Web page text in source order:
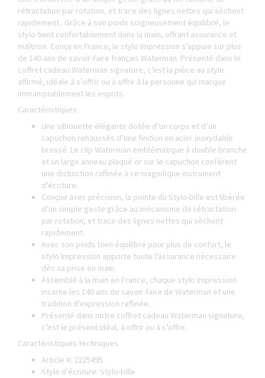
rétractation par rotation, et trace des lignes nettes qui sèchent
rapidement.. Grâce à son poids soigneusement équilibré, le
stylo tient confortablement dans la main, offrant assurance et
maîtrise. Conçu en France, le stylo Impression s’appuie sur plus
de 140 ans de savoir-faire français Waterman. Présenté dans le
coffret cadeau Waterman signature, c’est la pièce au style
affirmé, idéale à s’offrir ou à offrir à la personne qui marque
immanquablement les esprits.
Caractéristiques
Une silhouette élégante dotée d’un corps et d’un
capuchon rehaussés d’une finition en acier inoxydable
brossé. Le clip Waterman emblématique à double branche
et un large anneau plaqué or sur le capuchon confèrent
une distinction raffinée à ce magnifique instrument
d’écriture.
Conçue avec précision, la pointe du Stylo-bille est libérée
d’un simple geste grâce au mécanisme de rétractation
par rotation, et trace des lignes nettes qui sèchent
rapidement.
Avec son poids bien équilibré pour plus de confort, le
stylo Impression apporte toute l’assurance nécessaire
dès sa prise en main.
Assemblé à la main en France, chaque stylo Impression
incarne les 140 ans de savoir-faire de Waterman et une
tradition d’expression raffinée.
Présenté dans notre coffret cadeau Waterman signature,
c’est le présent idéal, à offrir ou à s’offrir.
Caractéristiques techniques
Article #: 2225495
Style d’écriture: Stylo-bille